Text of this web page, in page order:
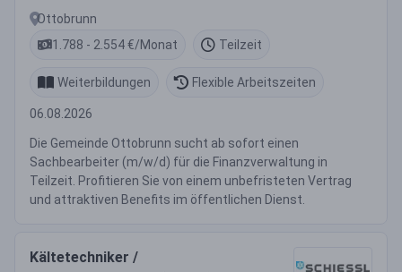
Ottobrunn
1.788 - 2.554 €/Monat
Teilzeit
Weiterbildungen Flexible Arbeitszeiten
06.08.2026
Die Gemeinde Ottobrunn sucht ab sofort einen
Sachbearbeiter (m/w/d) für die Finanzverwaltung in
Teilzeit. Profitieren Sie von einem unbefristeten Vertrag
und attraktiven Benefits im öffentlichen Dienst.
Kältetechniker /